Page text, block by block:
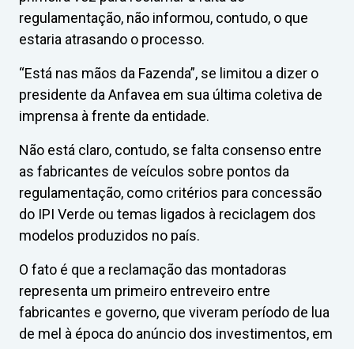
regulamentação, não informou, contudo, o que
estaria atrasando o processo.
“Está nas mãos da Fazenda”, se limitou a dizer o
presidente da Anfavea em sua última coletiva de
imprensa à frente da entidade.
Não está claro, contudo, se falta consenso entre
as fabricantes de veículos sobre pontos da
regulamentação, como critérios para concessão
do IPI Verde ou temas ligados à reciclagem dos
modelos produzidos no país.
O fato é que a reclamação das montadoras
representa um primeiro entreveiro entre
fabricantes e governo, que viveram período de lua
de mel à época do anúncio dos investimentos, em